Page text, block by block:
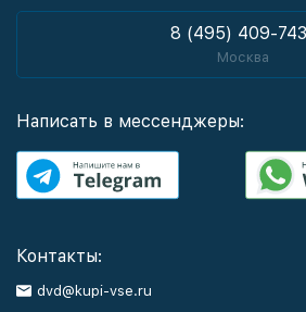
8 (495) 409-
Москва
Написать в мессенджеры:
Контакты:
dvd@kupi-vse.ru